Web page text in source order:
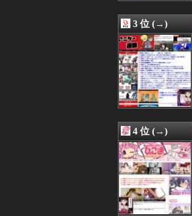
08/07 04:03
08/07 04:02
08/07 04:01
08/07 04:00
08/07 04:00
08/07 04:00
08/07 04:00
08/07 04:00
08/07 04:00
08/07 04:00
08/07 04:00
08/07 03:57
08/07 03:55
08/07 03:51
08/07 03:50
08/07 03:50
08/07 03:41
08/07 03:39
3 位 (→)
4 位 (→)